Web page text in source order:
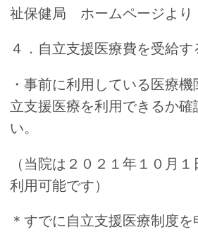
祉保健局 ホームページより
４．自立支援医療費を受給す
・事前に利用している医療
立支援医療を利用できるか確
い。
（当院は２０２１年１０月１
利用可能です）
＊すでに自立支援医療制度を